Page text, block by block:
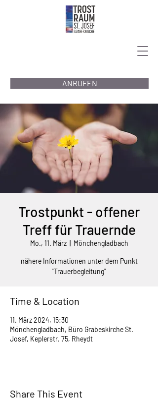
ANRUFEN
Trostpunkt - offener
Treff für Trauernde
Mo., 11. März
  |
Mönchengladbach
nähere Informationen unter dem Punkt
"Trauerbegleitung"
Time & Location
11. März 2024, 15:30
Mönchengladbach, Büro Grabeskirche St.
Josef, Keplerstr. 75, Rheydt
Share This Event